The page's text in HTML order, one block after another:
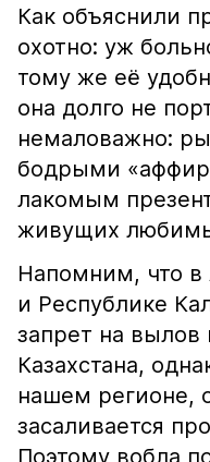
Как объяснили
охотно: уж
тому же её
она долго не
немаловажно:
бодрыми
лакомым
живущих
Напомним, что в
и Республике
запрет на вылов
Казахстана,
нашем регионе,
засаливается
Поэтому вобла